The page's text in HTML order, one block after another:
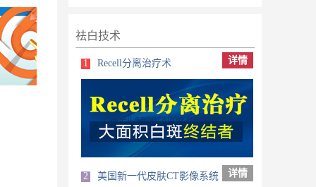
祛白技术
1 Recell分离治疗术 详情
美国新一代皮肤CT影像系统 详情